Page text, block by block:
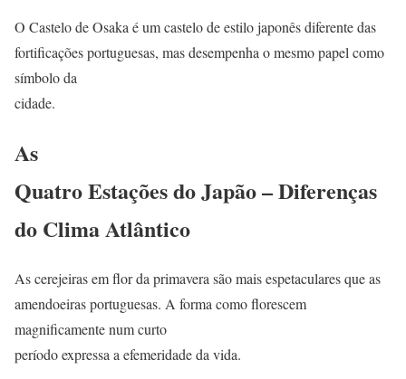
O Castelo de Osaka é um castelo de estilo japonês diferente das
fortificações portuguesas, mas desempenha o mesmo papel como
símbolo da
cidade.
As
Quatro Estações do Japão – Diferenças
do Clima Atlântico
As cerejeiras em flor da primavera são mais espetaculares que as
amendoeiras portuguesas. A forma como florescem
magnificamente num curto
período expressa a efemeridade da vida.